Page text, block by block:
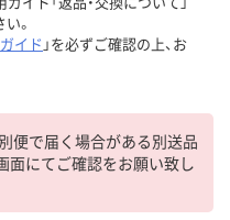
。
イド 」を必ずご確認の上、お
便で届く場合がある別送品
面にてご確認をお願い致し